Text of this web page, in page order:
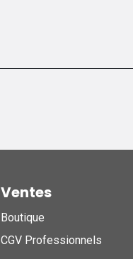
Ventes
Boutique
CGV Professionnels